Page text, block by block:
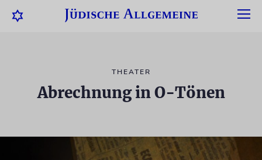
THEATER
Abrechnung in O-Tönen